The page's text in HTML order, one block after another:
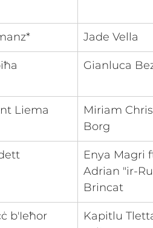
Jade Vella
Gianluca
Liema
​Miriam
Borg
Enya Magri
Adrian "ir-
Brincat
b'Ieħor
Kapitlu